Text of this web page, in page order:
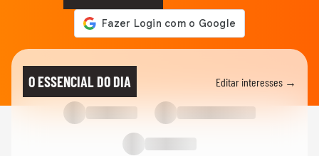
Flávio Bolsonaro afirma que anúncio de
Gaspar como vice foi...
Tornado atinge cidade do RS pela
segunda semana seguida; veja
Trump assina ordem para negar cidadania
em caso de 'turismo de...
O ESSENCIAL DO DIA Editar interesses →